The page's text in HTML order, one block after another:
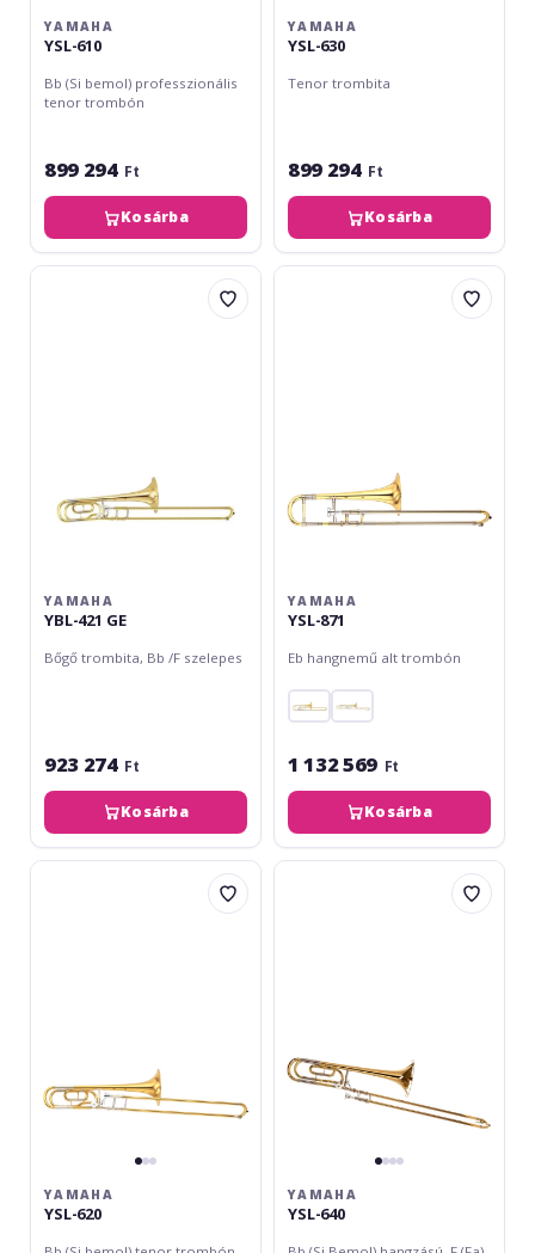
YAMAHA
YSL-610
Bb (Si bemol) professzionális
tenor trombón
899 294 Ft
Kosárba
YAMAHA
YSL-630
Tenor trombita
899 294 Ft
Kosárba
Yamaha
YAMAHA
YBL-421 GE
Bőgő trombita, Bb /F szelepes
923 274 Ft
Kosárba
Yamaha
YAMAHA
YSL-871
Eb hangnemű alt trombón
1 132 569 Ft
Kosárba
Yamaha
YAMAHA
YSL-620
Yamaha
YAMAHA
YSL-640